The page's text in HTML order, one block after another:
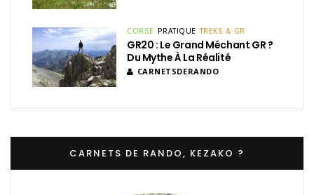
CORSE PRATIQUE TREKS & GR
GR20 : Le Grand Méchant GR ?
Du Mythe À La Réalité
CARNETSDERANDO
CARNETS DE RANDO, KEZAKO ?